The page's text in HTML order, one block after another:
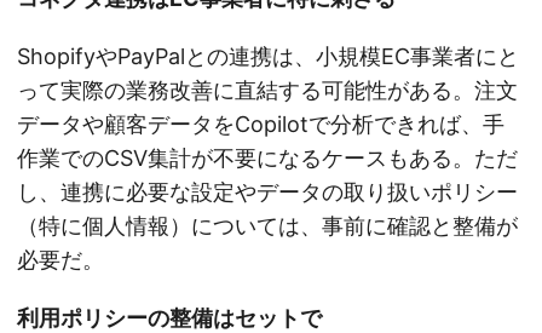
ShopifyやPayPalとの連携は、小規模EC事業者にと
って実際の業務改善に直結する可能性がある。注文
データや顧客データをCopilotで分析できれば、手
作業でのCSV集計が不要になるケースもある。ただ
し、連携に必要な設定やデータの取り扱いポリシー
（特に個人情報）については、事前に確認と整備が
必要だ。
利用ポリシーの整備はセットで